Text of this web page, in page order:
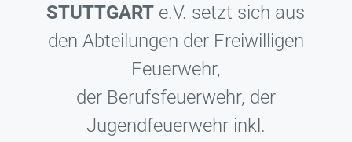
STUTTGART e.V. setzt sich aus
den Abteilungen der Freiwilligen
Feuerwehr,
der Berufsfeuerwehr, der
Jugendfeuerwehr inkl.